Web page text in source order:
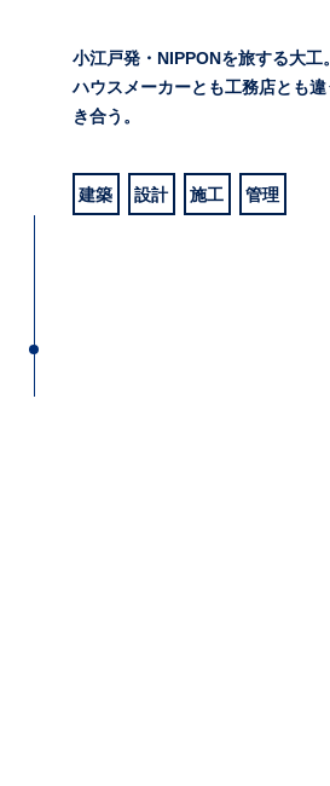
小江戸発・NIPPONを旅する大工。
ハウスメーカーとも工務店とも
き合う。
建築 設計 施工 管理